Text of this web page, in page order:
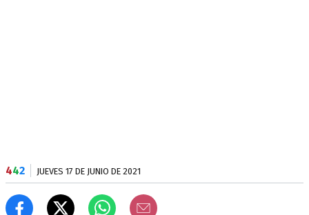
442 JUEVES 17 DE JUNIO DE 2021